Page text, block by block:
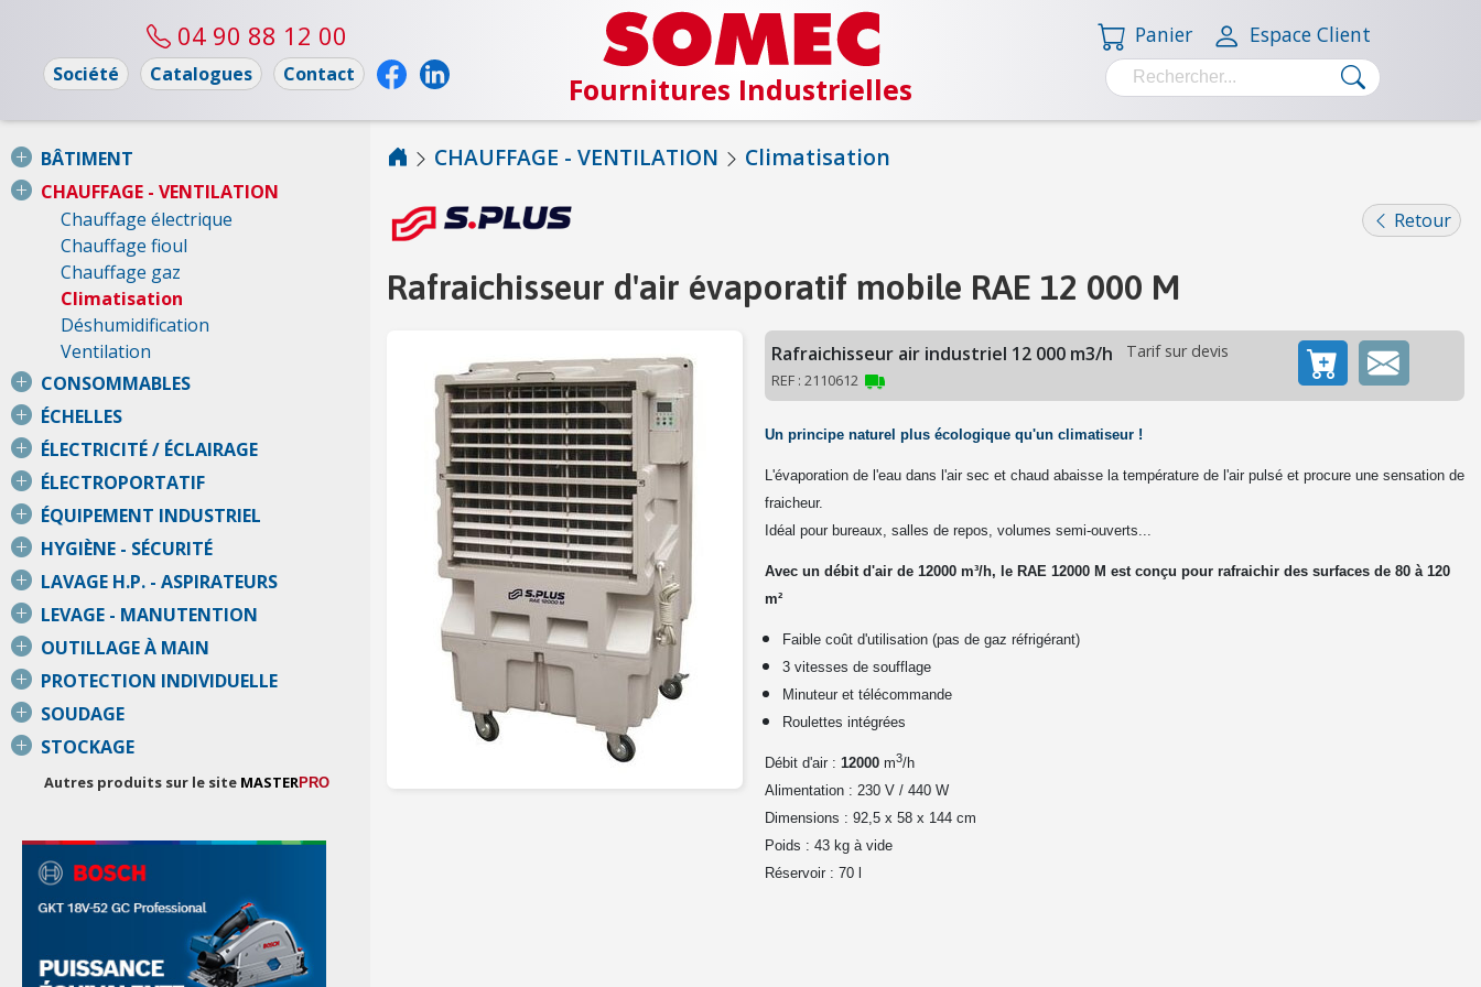
04 90 88 12 00
Société Catalogues Contact Fournitures Industrielles
Panier Espace Client
BÂTIMENT
CHAUFFAGE - VENTILATION
Chauffage électrique
Chauffage fioul
Chauffage gaz
Climatisation
Déshumidification
Ventilation
CONSOMMABLES
ÉCHELLES
ÉLECTRICITÉ / ÉCLAIRAGE
ÉLECTROPORTATIF
ÉQUIPEMENT INDUSTRIEL
HYGIÈNE - SÉCURITÉ
LAVAGE H.P. - ASPIRATEURS
LEVAGE - MANUTENTION
OUTILLAGE À MAIN
PROTECTION INDIVIDUELLE
SOUDAGE
STOCKAGE
Autres produits sur le site MASTERPRO
CHAUFFAGE - VENTILATION Climatisation
Retour
Rafraichisseur d'air évaporatif mobile RAE 12 000 M
Rafraichisseur air industriel 12 000 m3/h
REF : 2110612
Tarif sur devis
Un principe naturel plus écologique qu'un climatiseur!
L'évaporation de l'eau dans l'air sec et chaud abaisse la température de l'air pulsé et procure une sensation de
fraicheur.
Idéal pour bureaux, salles de repos, volumes semi-ouverts...
Avec un débit d'air de 12000 m³/h, le RAE 12000 M est conçu pour rafraichir des surfaces de 80 à 120
m²
Faible coût d'utilisation (pas de gaz réfrigérant)
3 vitesses de soufflage
Minuteur et télécommande
Roulettes intégrées
Débit d'air : 12000m3/h
Alimentation : 230 V / 440 W
Dimensions : 92,5 x 58 x 144 cm
Poids : 43 kg à vide
Réservoir : 70 l